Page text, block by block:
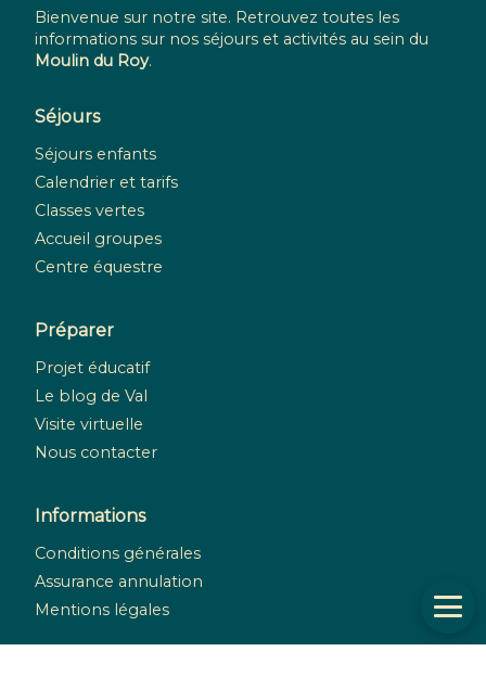
Bienvenue sur notre site. Retrouvez toutes les
informations sur nos séjours et activités au sein du
Moulin du Roy.
Séjours
Séjours enfants
Calendrier et tarifs
Classes vertes
Accueil groupes
Centre équestre
Préparer
Projet éducatif
Le blog de Val
Visite virtuelle
Nous contacter
Informations
Conditions générales
Assurance annulation
Mentions légales